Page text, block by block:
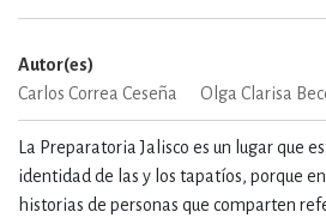
Autor(es)
Carlos Correa Ceseña
Olga Clarisa
La Preparatoria Jalisco es un lugar que
identidad de las y los tapatíos, porque
historias de personas que comparten